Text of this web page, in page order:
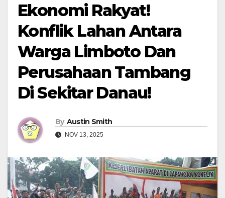
Ekonomi Rakyat!
Konflik Lahan Antara
Warga Limboto Dan
Perusahaan Tambang
Di Sekitar Danau!
By Austin Smith
NOV 13, 2025